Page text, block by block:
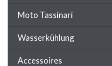
Moto Tassinari
Wasserkühlung
Accessoires